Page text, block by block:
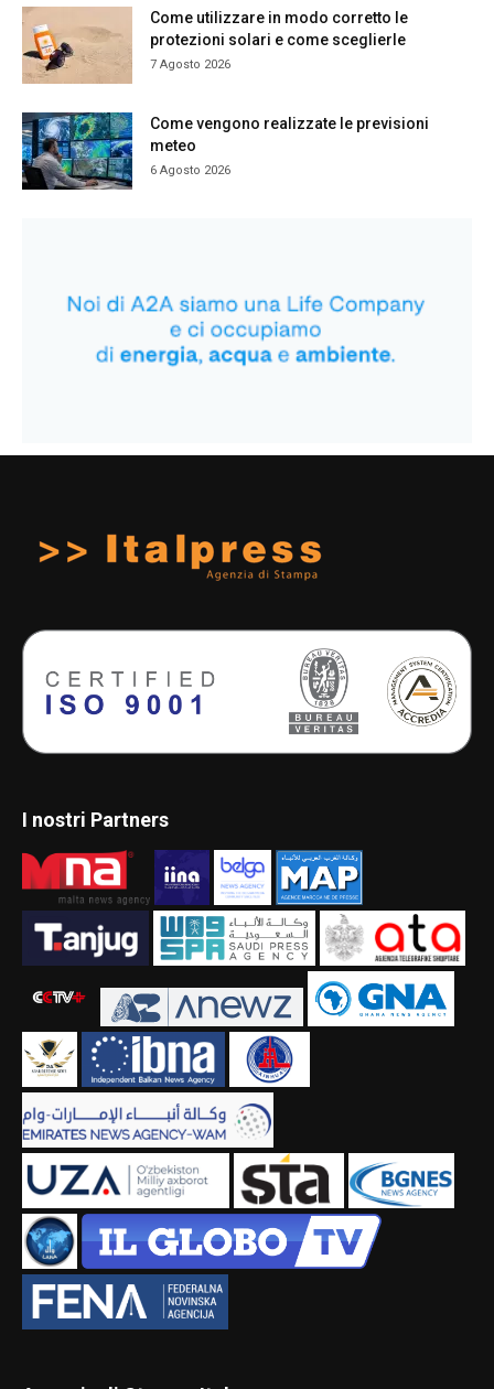
Come utilizzare in modo corretto le
protezioni solari e come sceglierle
7 Agosto 2026
Come vengono realizzate le previsioni
meteo
6 Agosto 2026
I nostri Partners